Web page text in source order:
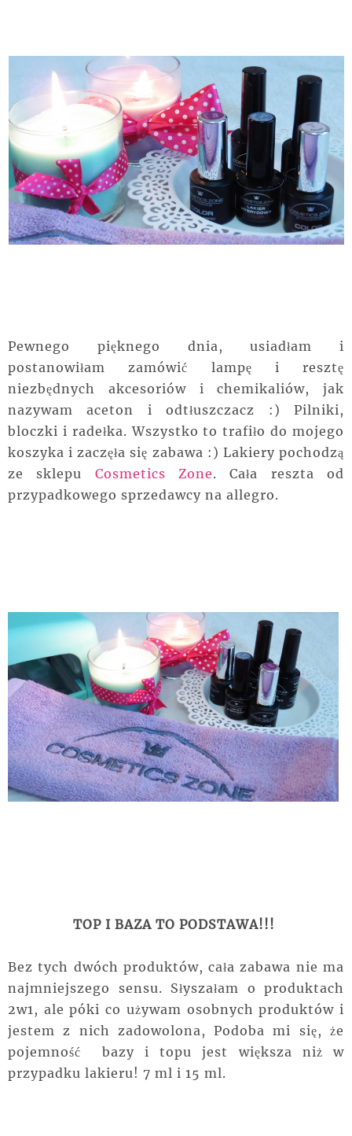
Pewnego pięknego dnia, usiadłam i
postanowiłam zamówić lampę i resztę
niezbędnych akcesoriów i chemikaliów, jak
nazywam aceton i odtłuszczacz :) Pilniki,
bloczki i radełka. Wszystko to trafiło do mojego
koszyka i zaczęła się zabawa :) Lakiery pochodzą
ze sklepu Cosmetics Zone. Cała reszta od
przypadkowego sprzedawcy na allegro.
TOP I BAZA TO PODSTAWA!!!
Bez tych dwóch produktów, cała zabawa nie ma
najmniejszego sensu. Słyszałam o produktach
2w1, ale póki co używam osobnych produktów i
jestem z nich zadowolona, Podoba mi się, że
pojemność bazy i topu jest większa niż w
przypadku lakieru! 7 ml i 15 ml.